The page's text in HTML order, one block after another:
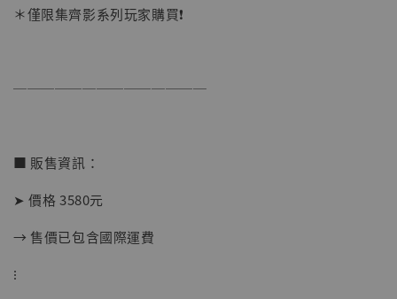
【店內現貨】海賊王 系列蒐藏雕像 布魯克達
摩 [7STARS Studio]
＊僅限集齊影系列玩家購買❗️
──────────────
■ 販售資訊：
➤ 價格 3580元
→ 售價已包含國際運費
⁝